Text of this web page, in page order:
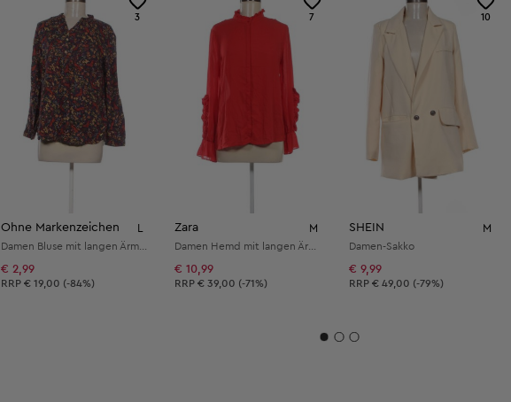
3
Ohne Markenzeichen L
Damen Bluse mit langen Ärmeln
€ 2,99
Unverbindliche Preisempfehlung:
RRP € 19,00 (-84%)
7
Zara M
€ 10,99
Unverbindliche Preisempfehlung:
RRP € 39,00 (-71%)
10
SHEIN M
Damen-Sakko
€ 9,99
Unverbindliche Preisempfehlung:
RRP € 49,00 (-79%)